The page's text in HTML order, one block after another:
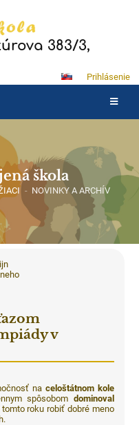
383/3,
Prihlásenie
škola
- NOVINKY A ARCHÍV
v
na celoštátnom kole
spôsobom dominoval
roku robiť dobré meno